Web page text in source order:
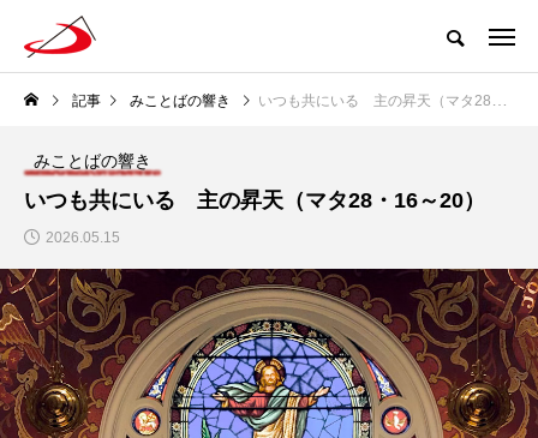
記事 みことばの響き いつも共にいる 主の昇天（マタ28・16～20）
みことばの響き
いつも共にいる 主の昇天（マタ28・16～20）
2026.05.15